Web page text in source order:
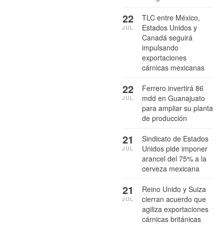
TLC entre México,
Estados Unidos y
Canadá seguirá
impulsando
exportaciones
cárnicas mexicanas
22
JUL
Ferrero invertirá 86
mdd en Guanajuato
para ampliar su planta
de producción
22
JUL
Sindicato de Estados
Unidos pide imponer
arancel del 75% a la
cerveza mexicana
21
JUL
Reino Unido y Suiza
cierran acuerdo que
agiliza exportaciones
cárnicas británicas
21
JUL